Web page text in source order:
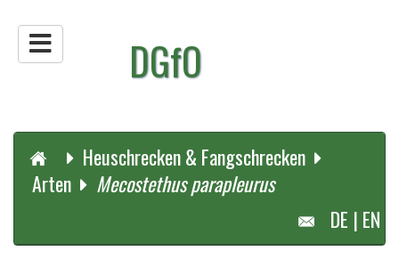
DGfO
Heuschrecken & Fangschrecken
Arten
Mecostethus parapleurus
DE | EN